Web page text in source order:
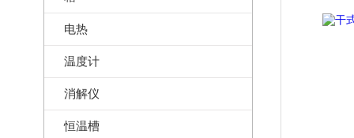
电热
温度计
消解仪
恒温槽